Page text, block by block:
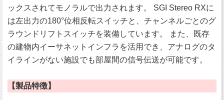
ックスされてモノラルで出力されます。 SGI Stereo RXに
は左出力の180°位相反転スイッチと、チャンネルごとのグ
ラウンドリフトスイッチを装備しています。 また、既存
の建物内イーサネットインフラを活用でき、アナログのタ
イラインがない施設でも部屋間の信号伝送が可能です。
【製品特徴】